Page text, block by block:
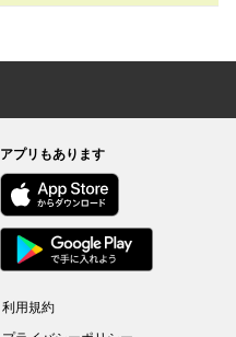
アプリもあります
利用規約